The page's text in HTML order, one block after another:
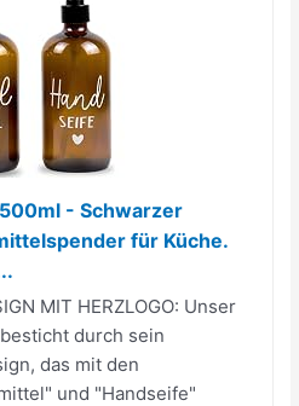
- Schwarzer
für Küche.
MIT HERZLOGO: Unser
durch sein
das mit den
und "Handseife"